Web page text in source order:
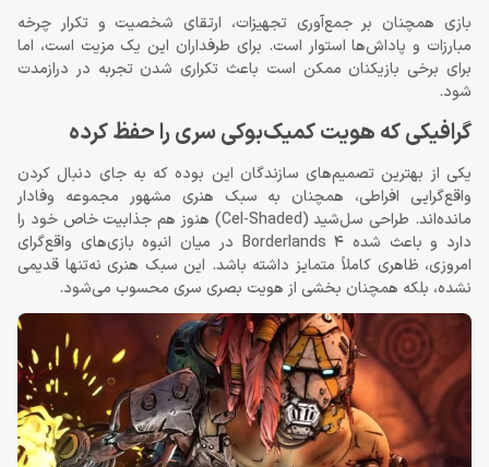
بازی همچنان بر جمع‌آوری تجهیزات، ارتقای شخصیت و تکرار چرخه
مبارزات و پاداش‌ها استوار است. برای طرفداران این یک مزیت است، اما
برای برخی بازیکنان ممکن است باعث تکراری شدن تجربه در درازمدت
شود.
گرافیکی که هویت کمیک‌بوکی سری را حفظ کرده
یکی از بهترین تصمیم‌های سازندگان این بوده که به جای دنبال کردن
واقع‌گرایی افراطی، همچنان به سبک هنری مشهور مجموعه وفادار
مانده‌اند. طراحی سل‌شید (Cel-Shaded) هنوز هم جذابیت خاص خود را
دارد و باعث شده Borderlands 4 در میان انبوه بازی‌های واقع‌گرای
امروزی، ظاهری کاملاً متمایز داشته باشد. این سبک هنری نه‌تنها قدیمی
نشده، بلکه همچنان بخشی از هویت بصری سری محسوب می‌شود.